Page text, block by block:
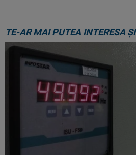
TE-AR MAI PUTEA INTERESA ȘI